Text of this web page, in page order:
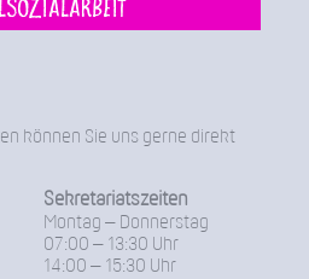
können Sie uns gerne direkt
Sekretariatszeiten
Montag – Donnerstag
07:00 – 13:30 Uhr
14:00 – 15:30 Uhr